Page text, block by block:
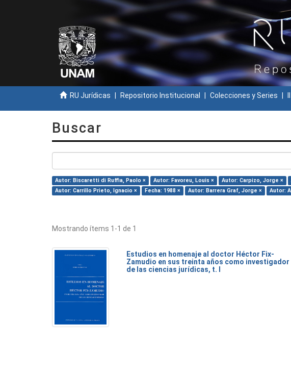
RU Jurídicas Repositorio Institucional Colecciones y Series
Buscar
Autor: Biscaretti di Ruffia, Paolo × Autor: Favoreu, Louis × Autor: Carpizo, Jorge ×
Autor: Carrillo Prieto, Ignacio ×
Fecha: 1988 × Autor: Barrera Graf, Jorge × Autor:
Mostrando ítems 1-1 de 1
Estudios en homenaje al doctor Héctor Fix-
Zamudio en sus treinta años como investigador
de las ciencias jurídicas, t. I